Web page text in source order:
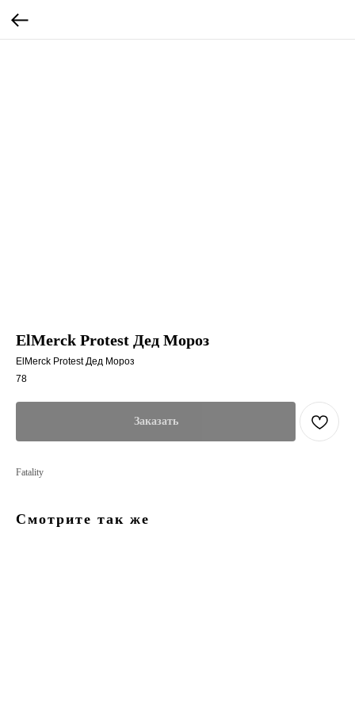
ElMerck Protest Дед Мороз
ElMerck Protest Дед Мороз
78
Заказать
Fatality
Смотрите так же